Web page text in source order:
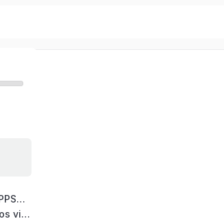
04: Herramienta de desarrollo APPSHEET
05: Proyecto 01: APP de elementos visuales visuales